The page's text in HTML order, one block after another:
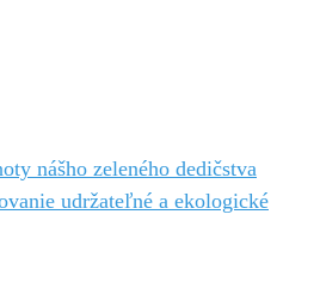
nášho zeleného dedičstva
udržateľné a ekologické